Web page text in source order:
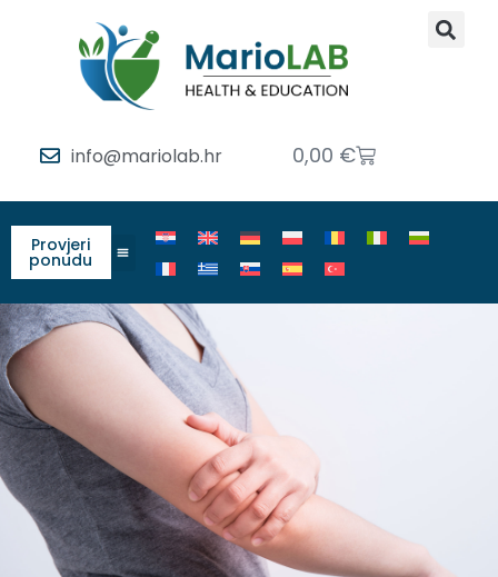
info@mariolab.hr 0,00 €
Provjeri
ponudu